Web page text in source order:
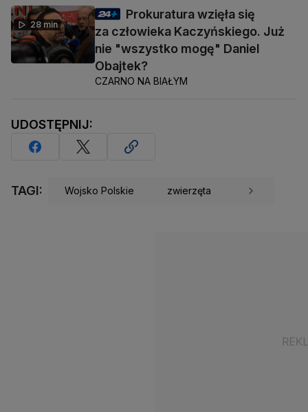
28 min
Prokuratura wzięła się
za człowieka Kaczyńskiego. Już
nie "wszystko mogę" Daniel
Obajtek?
CZARNO NA BIAŁYM
UDOSTĘPNIJ:
TAGI: Wojsko Polskie zwierzęta